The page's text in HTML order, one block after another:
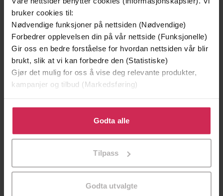
bruker cookies til:
Nødvendige funksjoner på nettsiden (Nødvendige)
Forbedrer opplevelsen din på vår nettside (Funksjonelle)
Gir oss en bedre forståelse for hvordan nettsiden vår blir
brukt, slik at vi kan forbedre den (Statistiske)
Gjør det mulig for oss å vise deg relevante produkter,
kampanjer og tilbud (Markedsføring)
Klikk på «Godta alle» for å gi oss ditt samtykke til å
bruke cookies for alle disse formålene. Du kan også
tilpasse ditt samtykke til spesifikke formål ved å klikke
Godta alle
Tilpass
Godta utvalgte
Den hedenske kongen
Flammebæreren